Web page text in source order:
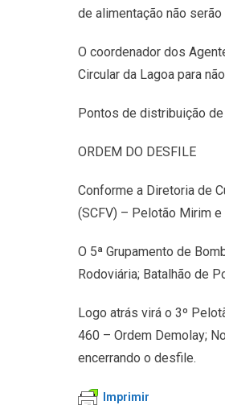
de alimentação não
O coordenador dos
Circular da Lagoa para
Pontos de distribuição
ORDEM DO DESFILE
Conforme a Diretoria de
(SCFV) – Pelotão Mirim
O 5ª Grupamento de
Rodoviária; Batalhão de
Logo atrás virá o 3º
460 – Ordem Demolay;
encerrando o desfile.
Imprimir